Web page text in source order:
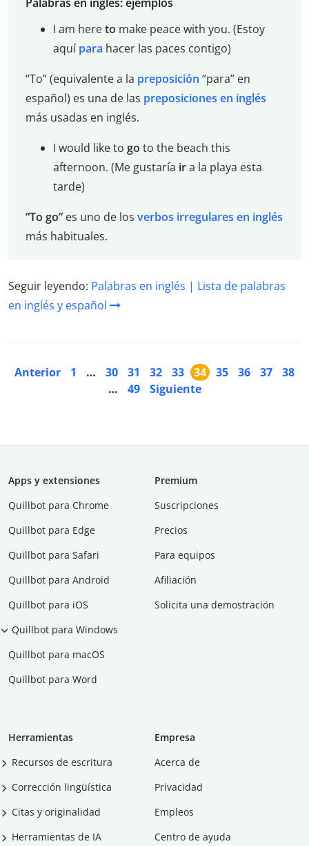
I am hereto make peace with you. (Estoy
aquípara hacer las paces contigo)
“To” (equivalente a la preposición “para” en
español) es una de las preposiciones en inglés
más usadas en inglés.
I would like to go to the beach this
afternoon. (Me gustaría ira la playa esta
tarde)
“To go”es uno de los verbos irregulares en inglés
más habituales.
Seguir leyendo: Palabras en inglés | Lista de palabras
en inglés y español
Anterior 1 … 30 31 32 33 34 35 36 37
38
…
49 Siguiente
Apps y extensiones
Quillbot para Chrome
Quillbot para Edge
Quillbot para Safari
Quillbot para Android
Quillbot para iOS
Quillbot para Windows
Quillbot para macOS
Quillbot para Word
Premium
Suscripciones
Precios
Para equipos
Afiliación
Solicita una demostración
Herramientas
Recursos de escritura
Corrección lingüística
Citas y originalidad
Herramientas de IA
Empresa
Acerca de
Privacidad
Empleos
Centro de ayuda